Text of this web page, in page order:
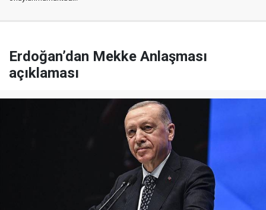
Erdoğan’dan Mekke Anlaşması
açıklaması